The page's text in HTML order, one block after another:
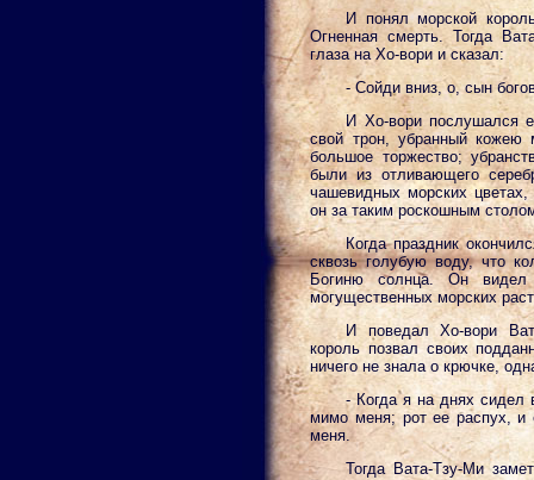
И понял морской
Огненная смерть. Тогда
глаза на Хо-вори и сказал:
- Сойди вниз, о, сын
И Хо-вори послушался
свой трон, убранный кожею
большое торжество;
были из отливающего
чашевидных морских
он за таким роскошным
Когда праздник
сквозь голубую воду, что
Богиню солнца. Он
могущественных морских
И поведал Хо-вори
король позвал своих
ничего не знала о крючке,
- Когда я на днях
мимо меня; рот ее распух, и
меня.
Тогда Вата-Тзу-Ми